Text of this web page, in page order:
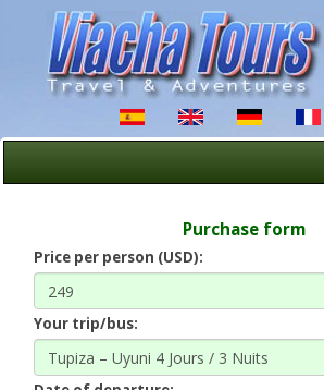
Purchase form
Price per person (USD):
Your trip/bus: